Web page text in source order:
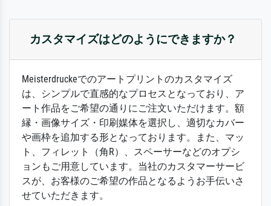
カスタマイズはどのようにできますか？
Meisterdruckeでのアートプリントのカスタマイズ
は、シンプルで直感的なプロセスとなっており、ア
ート作品をご希望の通りにご注文いただけます。額
縁・画像サイズ・印刷媒体を選択し、適切なカバー
や画枠を追加する形となっております。また、マッ
ト、フィレット（角R）、スペーサーなどのオプシ
ョンもご用意しています。当社のカスタマーサービ
スが、お客様のご希望の作品となるようお手伝いさ
せていただきます。